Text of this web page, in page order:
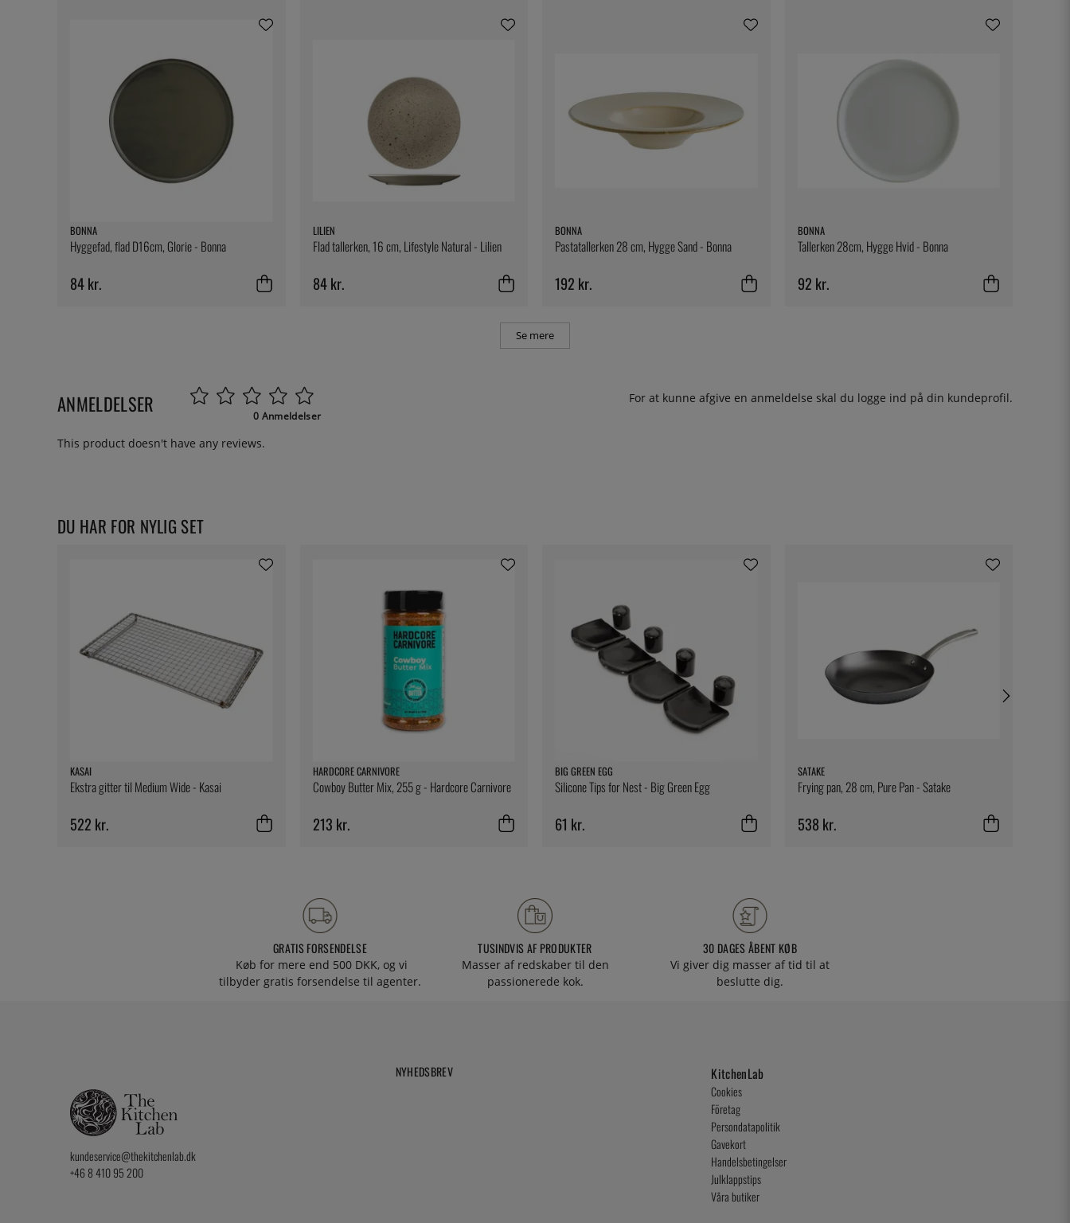
BONNA
Hyggefad, flad D16cm, Glorie - Bonna
84 kr.
LILIEN
Flad tallerken, 16 cm, Lifestyle Natural - Lilien
84 kr.
BONNA
Pastatallerken 28 cm, Hygge Sand - Bonna
192 kr.
BONNA
Tallerken 28cm, Hygge Hvid - Bonna
92 kr.
Se mere
ANMELDELSER 0 Anmeldelser
For at kunne afgive en anmeldelse skal du logge ind på din kundeprofil.
This product doesn't have any reviews.
DU HAR FOR NYLIG SET
KASAI
Ekstra gitter til Medium Wide - Kasai
522 kr.
HARDCORE CARNIVORE
Cowboy Butter Mix, 255 g - Hardcore Carnivore
213 kr.
BIG GREEN EGG
Silicone Tips for Nest - Big Green Egg
61 kr.
SATAKE
Frying pan, 28 cm, Pure Pan - Satake
538 kr.
GRATIS FORSENDELSE
Køb for mere end 500 DKK, og vi
tilbyder gratis forsendelse til agenter.
TUSINDVIS AF PRODUKTER
Masser af redskaber til den
passionerede kok.
30 DAGES ÅBENT KØB
Vi giver dig masser af tid til at
beslutte dig.
kundeservice@thekitchenlab.dk
+46 8 410 95 200
NYHEDSBREV KitchenLab
Cookies
Företag
Persondatapolitik
Gavekort
Handelsbetingelser
Julklappstips
Våra butiker